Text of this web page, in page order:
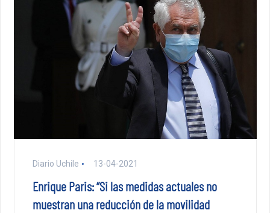
Diario Uchile 13-04-2021
Enrique Paris: “Si las medidas actuales no
muestran una reducción de la movilidad